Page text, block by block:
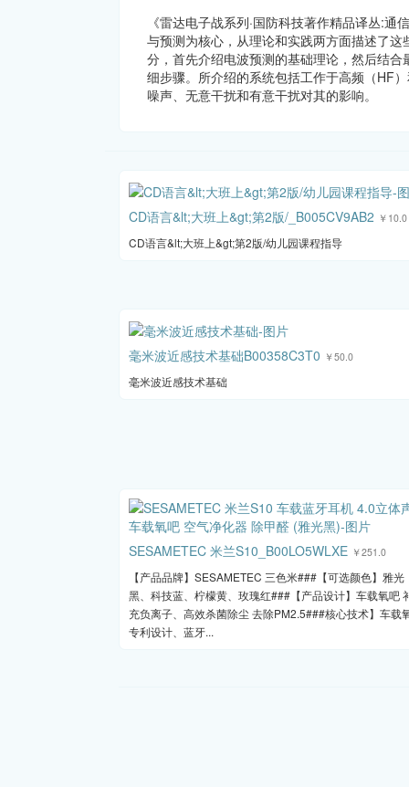
《雷达电子战系列·国防科技著作精品译丛:
与预测为核心，从理论和实践两方面描述了
分，首先介绍电波预测的基础理论，然后结
细步骤。所介绍的系统包括工作于高频（HF
噪声、无意干扰和有意干扰对其的影响。
CD语言&lt;大班上&gt;第2版/_B005CV9AB2 ￥10.0
CD语言&lt;大班上&gt;第2版/幼儿园课程指导
毫米波近感技术基础B00358C3T0 ￥50.0
毫米波近感技术基础
SESAMETEC 米兰S10_B00LO5WLXE ￥251.0
【产品品牌】SESAMETEC 三色米###【可选颜色】雅光
黑、科技蓝、柠檬黄、玫瑰红###【产品设计】车载氧吧
充负离子、高效杀菌除尘 去除PM2.5###核心技术】车载
专利设计、蓝牙...